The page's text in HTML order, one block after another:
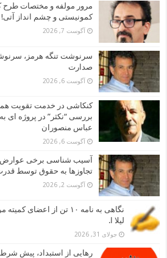
مرور مولفه و مختصات طرح
کمونیستی و چشم انداز آتی!
آگوست 7, 2026
سرنوشت تنگه هرمز،
صدارت
آگوست 6, 2026
کنکاشی در خدمت تقویت
عباس منصوران
آگوست 6, 2026
آسیب شناسی برخی عوارض
تجاوزها به حقوق توسط
آگوست 2, 2026
نگاهی به نامه ۱۰ تن از
لیلا ا.
جولای 31, 2026
رهایی از استبداد، پیش